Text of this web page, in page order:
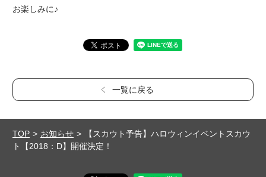
お楽しみに♪
一覧に戻る
TOP お知らせ
【スカウト予告】ハロウィンイベントスカウ
ト【2018：D】開催決定！